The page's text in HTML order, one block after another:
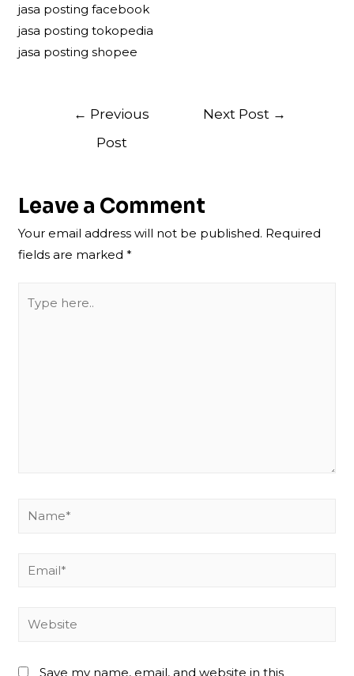
jasa posting facebook
jasa posting tokopedia
jasa posting shopee
Post
navigation
← Previous
Post
Next Post →
Leave a Comment
Your email address will not be published. Required
fields are marked*
here..
Name*
Email*
Website
Save my name, email, and website in this